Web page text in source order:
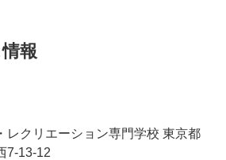
報
レクリエーション専門学校 東京都
7-13-12